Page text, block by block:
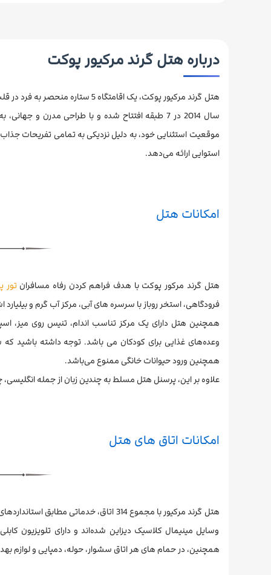
درباره هتل گرند مرکیور پوکت
هتل گرند مرکیور پوکت، یک
سال 2014 در 7 طبقه افتتاح شده و با طراحی مدرن و جهانی، به همراه امکانات بی نظیر، آماده ارائه خدمات به مهمانان
موقعیت استثنایی خود، به دلیل نزدیکی به تمامی تفریحات
استوایی ارائه می‌دهد.
امکانات هتل
هتل گرند مرکور پوکت با هدف فراهم کردن رفاه مسافران تور
فرودگاهی، استخر روباز با سرسره های آبی، مرکز آب گرم و بیلیارد
همچنین هتل دارای یک مرکز تناسب اندام، تنیس روی میز،
وعده‌های غذایی برای کودکان می باشد. توجه داشته
همچنین ورود حیوانات خانگی ممنوع می‌باشد.
علاوه بر این، پرسنل هتل مسلط به چندین زبان از جمله
امکانات اتاق های هتل
وسایل مینیمال کلاسیک دیزاین شده‌اند و دارای تلویزیون
همچنین، در حمام های هر اتاق سشوار، حوله، دمپایی و لوازم